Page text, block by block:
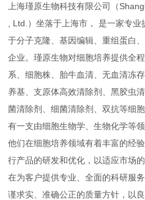
上海瑾原生物科技有限公司（
, Ltd.）坐落于上海市， 是一家专
于分子克隆、基因编辑、重组蛋白
企业。瑾原生物对细胞培养提供全
系、细胞株、胎牛血清、无血清冻
养基、支原体高效清除剂、黑胶虫
菌清除剂、细菌清除剂、双抗等细
有一支由细胞生物学、生物化学等
他们在细胞培养领域有着丰富的经
行产品的研发和优化，以适应市场
在为客户提供专业、全面的科研服
谨求实、准确公正的质量方针，以